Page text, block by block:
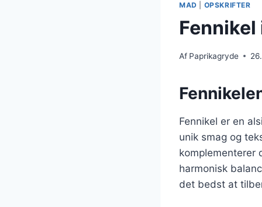
MAD OPSKRIFTER
Af Paprikagryde
Fennikel er en
unik smag og
komplementerer
harmonisk
det bedst at